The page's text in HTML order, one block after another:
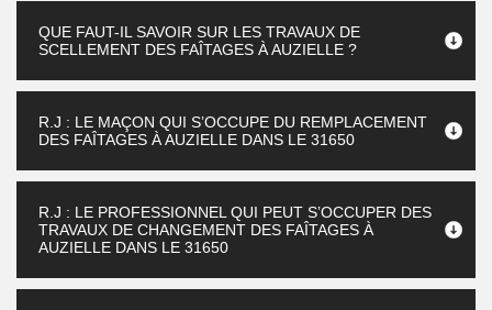
QUE FAUT-IL SAVOIR SUR LES TRAVAUX DE
SCELLEMENT DES FAÎTAGES À AUZIELLE ?
R.J : LE MAÇON QUI S’OCCUPE DU REMPLACEMENT
DES FAÎTAGES À AUZIELLE DANS LE 31650
R.J : LE PROFESSIONNEL QUI PEUT S’OCCUPER DES
TRAVAUX DE CHANGEMENT DES FAÎTAGES À
AUZIELLE DANS LE 31650